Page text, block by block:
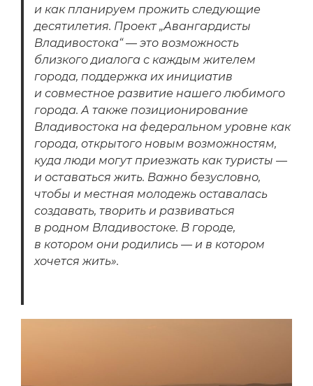
и как планируем прожить следующие
десятилетия. Проект „Авангардисты
Владивостока“ — это возможность
близкого диалога с каждым жителем
города, поддержка их инициатив
и совместное развитие нашего любимого
города. А также позиционирование
Владивостока на федеральном уровне как
города, открытого новым возможностям,
куда люди могут приезжать как туристы —
и оставаться жить. Важно безусловно,
чтобы и местная молодежь оставалась
создавать, творить и развиваться
в родном Владивостоке. В городе,
в котором они родились — и в котором
хочется жить».